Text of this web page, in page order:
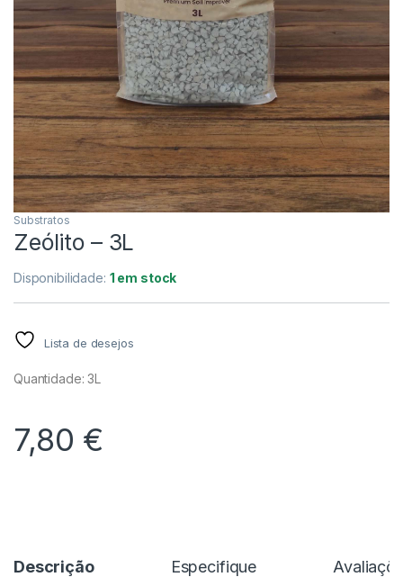
Substratos
Zeólito – 3L
Disponibilidade: 1 em stock
Lista de desejos
Quantidade: 3L
7,80 €
Descrição Especifique